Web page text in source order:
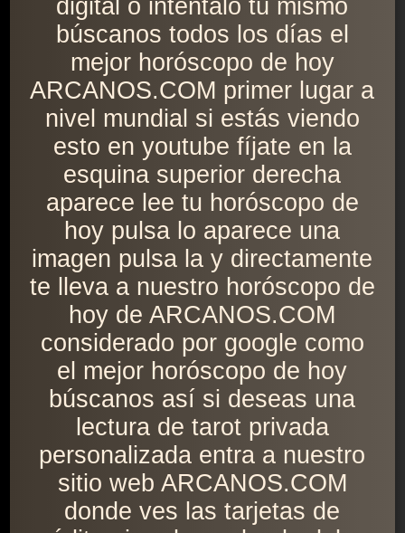
digital o inténtalo tú mismo
búscanos todos los días el
mejor horóscopo de hoy
ARCANOS.COM primer lugar a
nivel mundial si estás viendo
esto en youtube fíjate en la
esquina superior derecha
aparece lee tu horóscopo de
hoy pulsa lo aparece una
imagen pulsa la y directamente
te lleva a nuestro horóscopo de
hoy de ARCANOS.COM
considerado por google como
el mejor horóscopo de hoy
búscanos así si deseas una
lectura de tarot privada
personalizada entra a nuestro
sitio web ARCANOS.COM
donde ves las tarjetas de